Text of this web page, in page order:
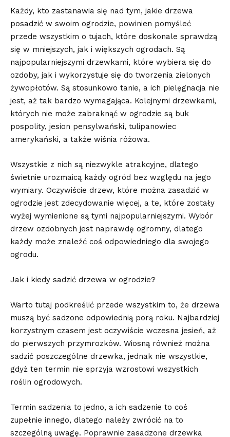
Każdy, kto zastanawia się nad tym, jakie drzewa
posadzić w swoim ogrodzie, powinien pomyśleć
przede wszystkim o tujach, które doskonale sprawdzą
się w mniejszych, jak i większych ogrodach. Są
najpopularniejszymi drzewkami, które wybiera się do
ozdoby, jak i wykorzystuje się do tworzenia zielonych
żywopłotów. Są stosunkowo tanie, a ich pielęgnacja nie
jest, aż tak bardzo wymagająca. Kolejnymi drzewkami,
których nie może zabraknąć w ogrodzie są buk
pospolity, jesion pensylwański, tulipanowiec
amerykański, a także wiśnia różowa.
Wszystkie z nich są niezwykle atrakcyjne, dlatego
świetnie urozmaicą każdy ogród bez względu na jego
wymiary. Oczywiście drzew, które można zasadzić w
ogrodzie jest zdecydowanie więcej, a te, które zostały
wyżej wymienione są tymi najpopularniejszymi. Wybór
drzew ozdobnych jest naprawdę ogromny, dlatego
każdy może znaleźć coś odpowiedniego dla swojego
ogrodu.
Jak i kiedy sadzić drzewa w ogrodzie?
Warto tutaj podkreślić przede wszystkim to, że drzewa
muszą być sadzone odpowiednią porą roku. Najbardziej
korzystnym czasem jest oczywiście wczesna jesień, aż
do pierwszych przymrozków. Wiosną również można
sadzić poszczególne drzewka, jednak nie wszystkie,
gdyż ten termin nie sprzyja wzrostowi wszystkich
roślin ogrodowych.
Termin sadzenia to jedno, a ich sadzenie to coś
zupełnie innego, dlatego należy zwrócić na to
szczególną uwagę. Poprawnie zasadzone drzewka